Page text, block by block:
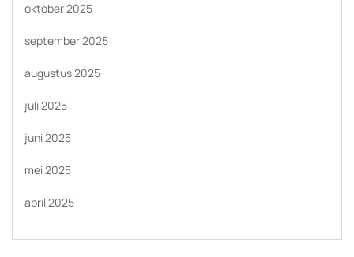
oktober 2025
september 2025
augustus 2025
juli 2025
juni 2025
mei 2025
april 2025